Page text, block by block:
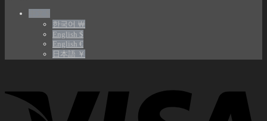
한국어 ￦
English $
English €
日本語 ￥